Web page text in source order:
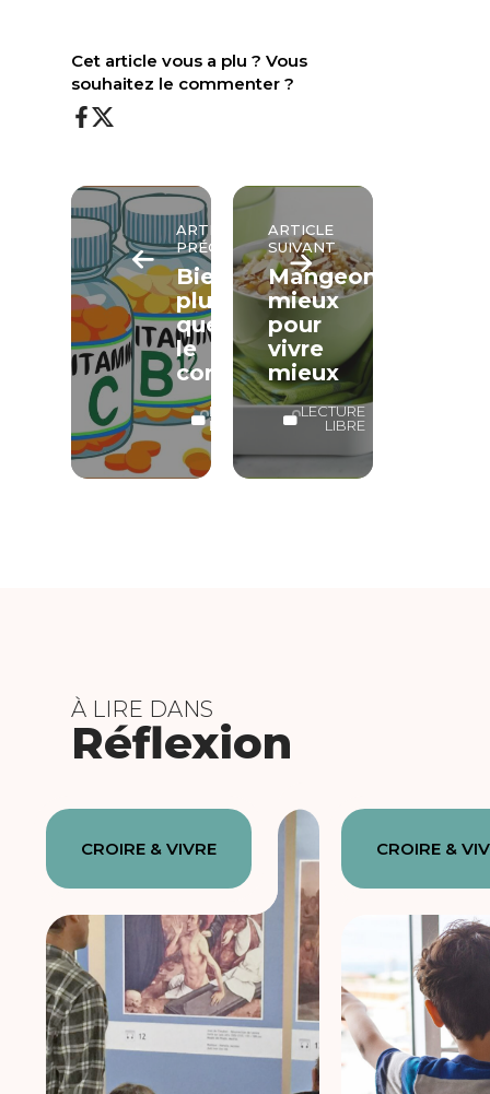
Cet article vous a plu ? Vous
souhaitez le commenter ?
ARTICLE
PRÉCÉDENT
Bien
plus
que
le
corps
LECTURE
LIBRE
ARTICLE
SUIVANT
Mangeons
mieux
pour
vivre
mieux
LECTURE
LIBRE
À LIRE DANS
Réflexion
CROIRE & VIVRE CROIRE &